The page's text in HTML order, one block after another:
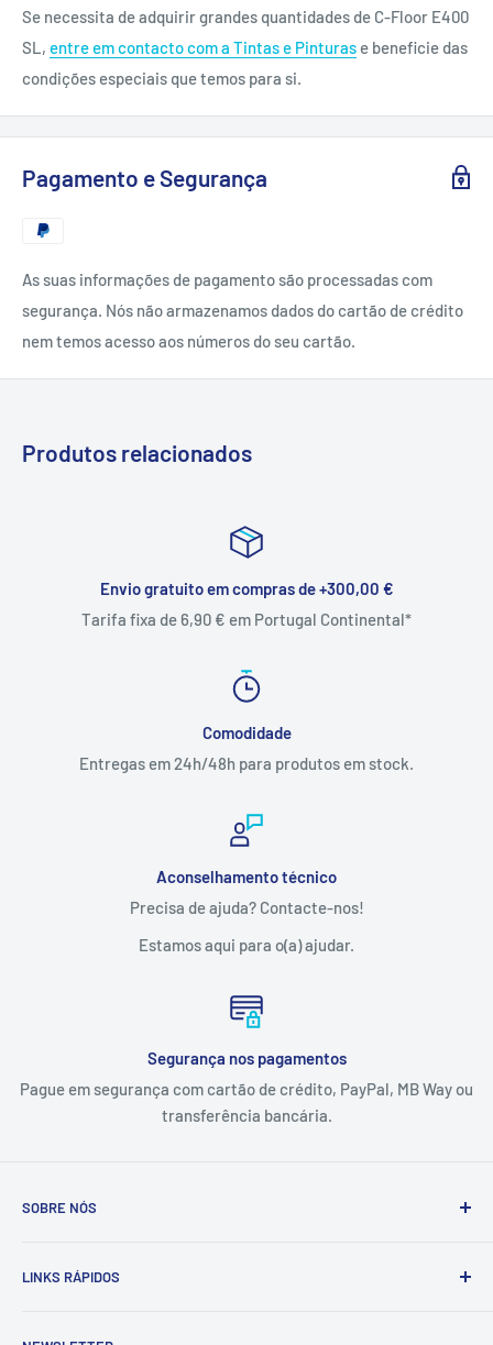
Se necessita de adquirir grandes quantidades de C-Floor E400
SL, entre em contacto com a Tintas e Pinturas e beneficie das
condições especiais que temos para si.
Pagamento e Segurança
As suas informações de pagamento são processadas com
segurança. Nós não armazenamos dados do cartão de crédito
nem temos acesso aos números do seu cartão.
Produtos relacionados
Envio gratuito em compras de +300,00 €
Tarifa fixa de 6,90 € em Portugal Continental*
Comodidade
Entregas em 24h/48h para produtos em stock.
Aconselhamento técnico
Precisa de ajuda? Contacte-nos!
Estamos aqui para o(a) ajudar.
Segurança nos pagamentos
Pague em segurança com cartão de crédito, PayPal, MB Way ou
transferência bancária.
SOBRE NÓS
fornece e executa soluções de pintura e proteção
LINKS RÁPIDOS